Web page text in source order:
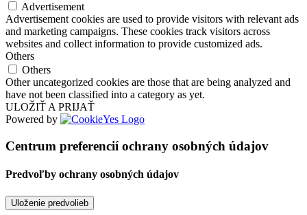
Advertisement
Advertisement cookies are used to provide visitors with relevant ads
and marketing campaigns. These cookies track visitors across
websites and collect information to provide customized ads.
Others
Others
Other uncategorized cookies are those that are being analyzed and
have not been classified into a category as yet.
ULOŽIŤ A PRIJAŤ
Powered by
Centrum preferencií ochrany osobných údajov
Predvoľby ochrany osobných údajov